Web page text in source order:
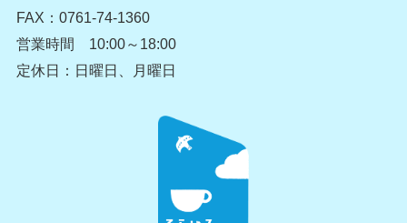
FAX：0761-74-1360
営業時間 10:00～18:00
定休日：日曜日、月曜日